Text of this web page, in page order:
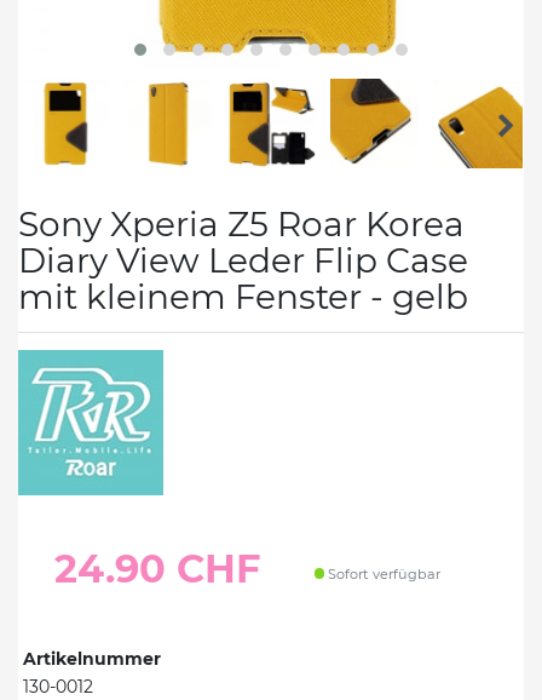
Sony Xperia Z5 Roar Korea
Diary View Leder Flip Case
mit kleinem Fenster - gelb
24.90 CHF Sofort verfügbar
Artikelnummer
130-0012